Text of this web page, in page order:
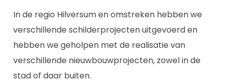
In de regio Hilversum en omstreken hebben we
verschillende schilderprojecten uitgevoerd en
hebben we geholpen met de realisatie van
verschillende nieuwbouwprojecten, zowel in de
stad of daar buiten.